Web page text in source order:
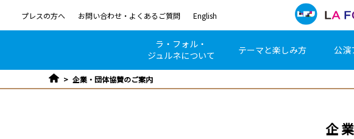
プレスの方へ お問い合わせ・よくあるご質問 English
ラ・フォル・
ジュルネについて
テーマと楽しみ方 公演
企業・団体協賛のご案内
企